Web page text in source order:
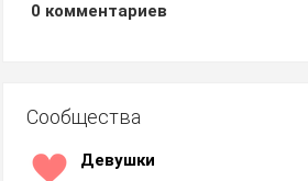
0 комментариев
Сообщества
Девушки